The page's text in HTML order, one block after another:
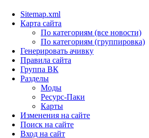
Sitemap.xml
Карта сайта
По категориям (все новости)
По категориям (группировка)
Генерировать ачивку
Правила сайта
Группа ВК
Разделы
Моды
Ресурс-Паки
Карты
Изменения на сайте
Поиск на сайте
Вход на сайт